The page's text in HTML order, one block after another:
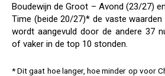
Boudewijn de Groot – Avond (23/27)
Time (beide 20/27)* de vaste waarden
wordt aangevuld door de andere 37
of vaker in de top 10 stonden.
* Dit gaat hoe langer, hoe minder op voor